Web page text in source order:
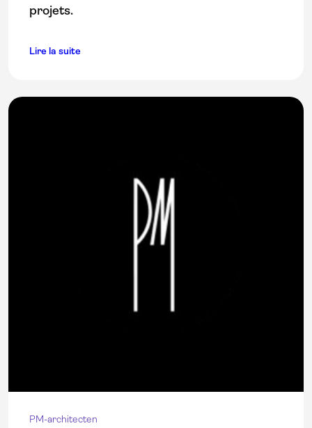
projets.
Lire la suite
PM-architecten